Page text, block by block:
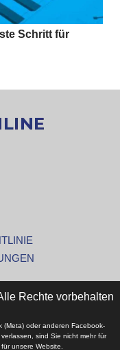
Schritt für
Rechte vorbehalten
(Meta) oder anderen Facebook-
sind Sie nicht mehr für
unsere Website.